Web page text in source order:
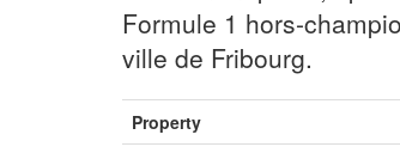
Formule 1 hors-
ville de Fribourg.
Property